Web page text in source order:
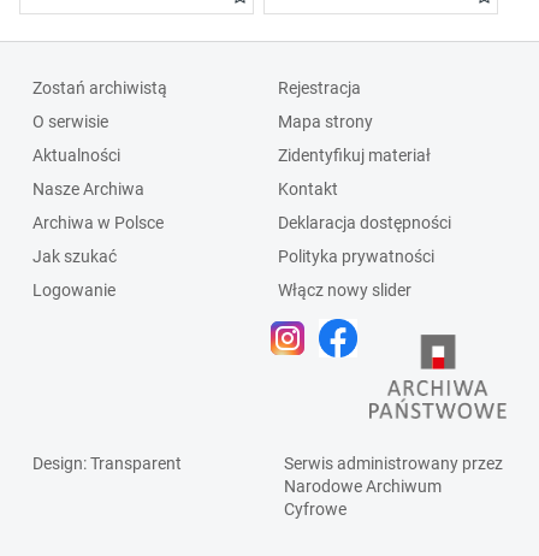
Zostań archiwistą
O serwisie
Aktualności
Nasze Archiwa
Archiwa w Polsce
Jak szukać
Logowanie
Rejestracja
Mapa strony
Zidentyfikuj materiał
Kontakt
Deklaracja dostępności
Polityka prywatności
Włącz nowy slider
Design: Transparent
Serwis administrowany przez
Narodowe Archiwum
Cyfrowe